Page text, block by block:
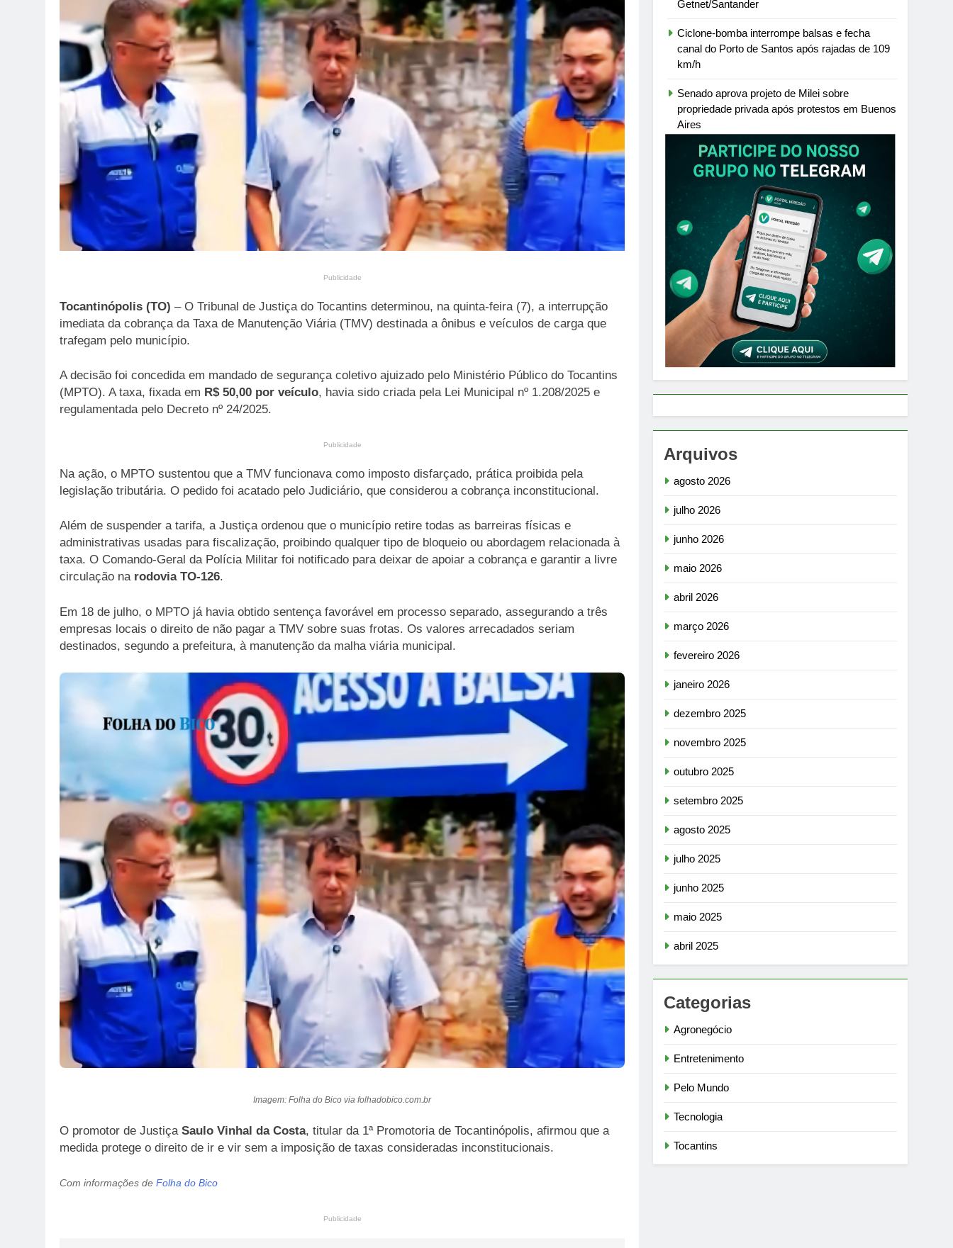
Publicidade
Tocantinópolis (TO) – O Tribunal de Justiça do Tocantins determinou, na quinta-feira (7), a interrupção
imediata da cobrança da Taxa de Manutenção Viária (TMV) destinada a ônibus e veículos de carga que
trafegam pelo município.
A decisão foi concedida em mandado de segurança coletivo ajuizado pelo Ministério Público do Tocantins
(MPTO). A taxa, fixada em R$ 50,00 por veículo, havia sido criada pela Lei Municipal nº 1.208/2025 e
regulamentada pelo Decreto nº 24/2025.
Publicidade
Na ação, o MPTO sustentou que a TMV funcionava como imposto disfarçado, prática proibida pela
legislação tributária. O pedido foi acatado pelo Judiciário, que considerou a cobrança inconstitucional.
Além de suspender a tarifa, a Justiça ordenou que o município retire todas as barreiras físicas e
administrativas usadas para fiscalização, proibindo qualquer tipo de bloqueio ou abordagem relacionada à
taxa. O Comando-Geral da Polícia Militar foi notificado para deixar de apoiar a cobrança e garantir a livre
circulação na rodovia TO-126.
Em 18 de julho, o MPTO já havia obtido sentença favorável em processo separado, assegurando a três
empresas locais o direito de não pagar a TMV sobre suas frotas. Os valores arrecadados seriam
destinados, segundo a prefeitura, à manutenção da malha viária municipal.
Imagem: Folha do Bico via folhadobico.com.br
O promotor de Justiça Saulo Vinhal da Costa, titular da 1ª Promotoria de Tocantinópolis, afirmou que a
medida protege o direito de ir e vir sem a imposição de taxas consideradas inconstitucionais.
Com informações de Folha do Bico
Publicidade
Getnet/Santander
Ciclone-bomba interrompe balsas e fecha
canal do Porto de Santos após rajadas de 109
km/h
Senado aprova projeto de Milei sobre
propriedade privada após protestos em Buenos
Aires
Arquivos
agosto 2026
julho 2026
junho 2026
maio 2026
abril 2026
março 2026
fevereiro 2026
janeiro 2026
dezembro 2025
novembro 2025
outubro 2025
setembro 2025
agosto 2025
julho 2025
junho 2025
maio 2025
abril 2025
Categorias
Agronegócio
Entretenimento
Pelo Mundo
Tecnologia
Tocantins